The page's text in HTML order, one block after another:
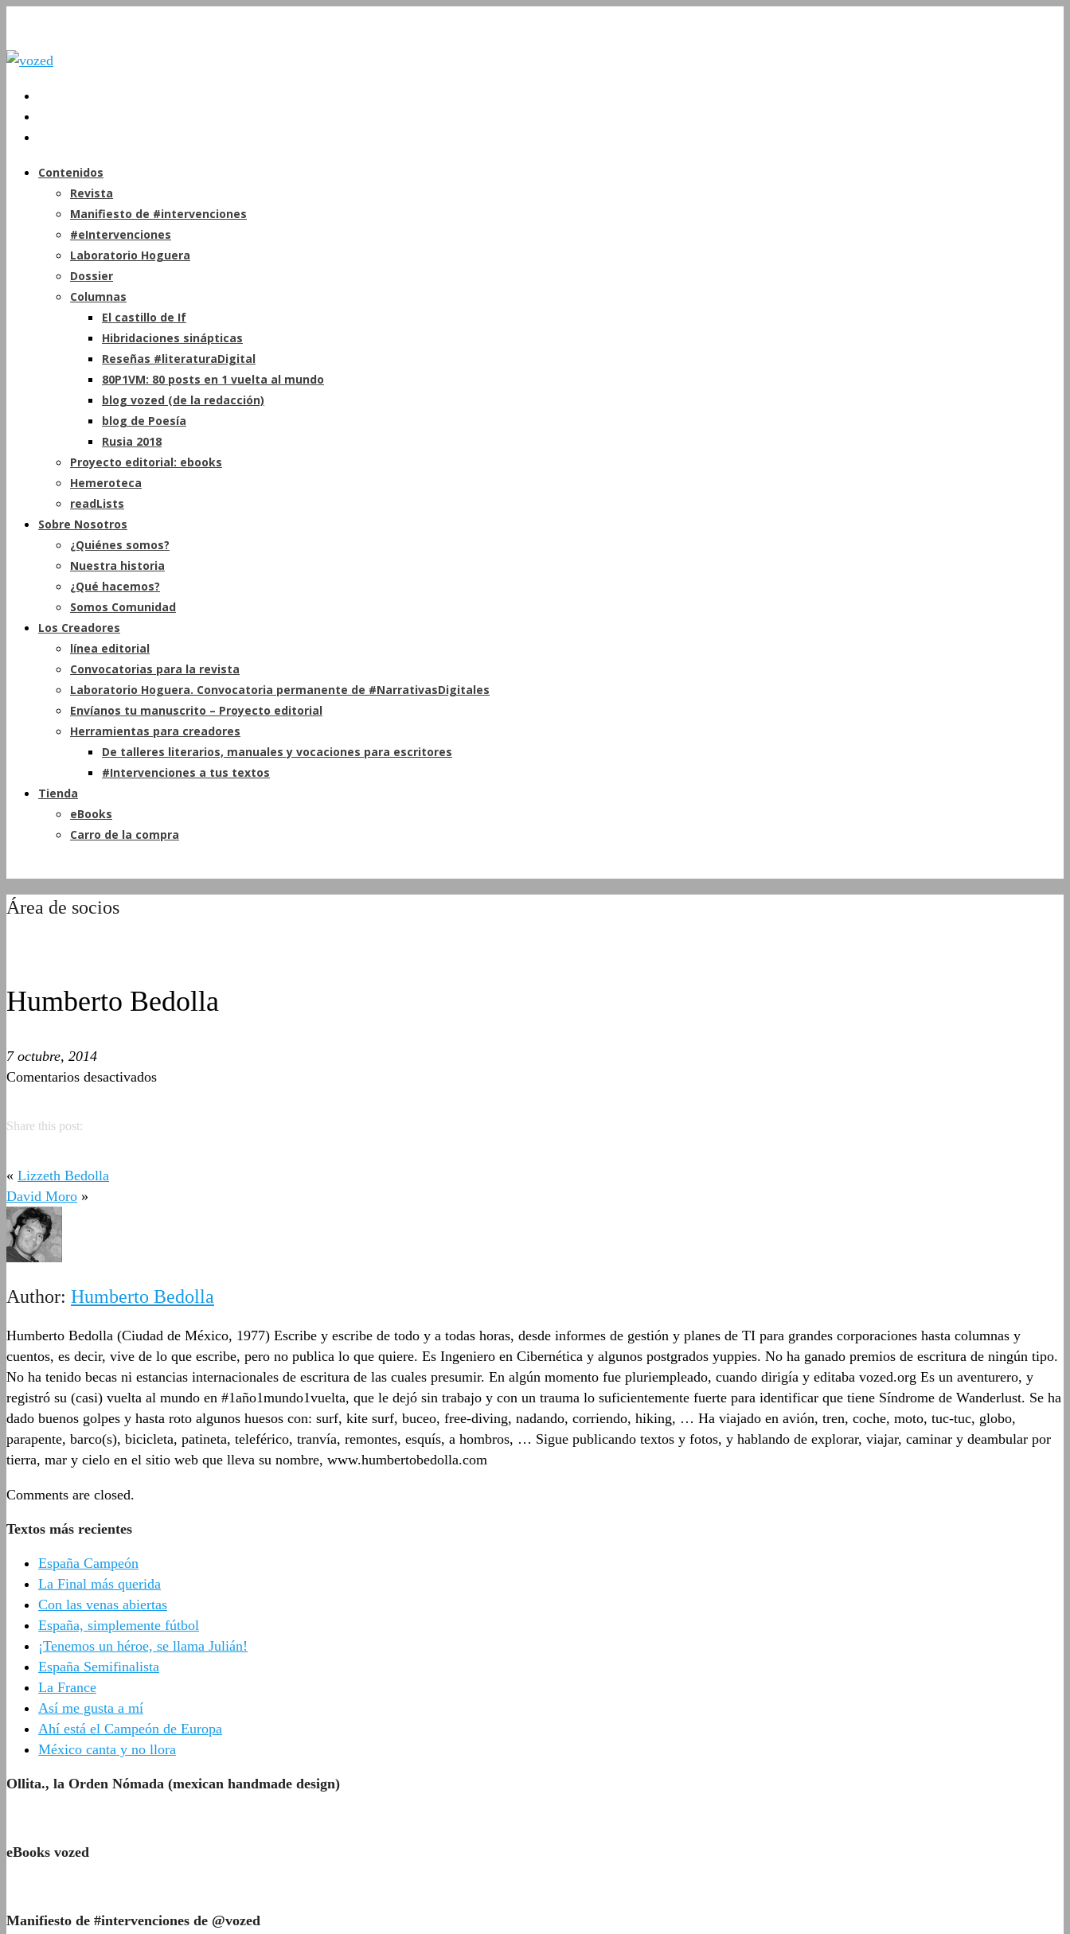
Contenidos
Revista
Manifiesto de #intervenciones
#eIntervenciones
Laboratorio Hoguera
Dossier
Columnas
El castillo de If
Hibridaciones sinápticas
Reseñas #literaturaDigital
80P1VM: 80 posts en 1 vuelta al mundo
blog vozed (de la redacción)
blog de Poesía
Rusia 2018
Proyecto editorial: ebooks
Hemeroteca
readLists
Sobre Nosotros
¿Quiénes somos?
Nuestra historia
¿Qué hacemos?
Somos Comunidad
Los Creadores
línea editorial
Convocatorias para la revista
Laboratorio Hoguera. Convocatoria permanente de #NarrativasDigitales
Envíanos tu manuscrito – Proyecto editorial
Herramientas para creadores
De talleres literarios, manuales y vocaciones para escritores
#Intervenciones a tus textos
Tienda
eBooks
Carro de la compra
Área de socios
Humberto Bedolla
7 octubre, 2014
Comentarios desactivadosen
Share this post:
« Lizzeth Bedolla
David Moro »
Author: Humberto Bedolla
Humberto Bedolla (Ciudad de México, 1977) Escribe y escribe de todo y a todas horas, desde informes de gestión y planes de TI para grandes corporaciones hasta columnas y
cuentos, es decir, vive de lo que escribe, pero no publica lo que quiere. Es Ingeniero en Cibernética y algunos postgrados yuppies. No ha ganado premios de escritura de ningún tipo.
No ha tenido becas ni estancias internacionales de escritura de las cuales presumir. En algún momento fue pluriempleado, cuando dirigía y editaba vozed.org Es un aventurero, y
registró su (casi) vuelta al mundo en #1año1mundo1vuelta, que le dejó sin trabajo y con un trauma lo suficientemente fuerte para identificar que tiene Síndrome de Wanderlust. Se ha
dado buenos golpes y hasta roto algunos huesos con: surf, kite surf, buceo, free-diving, nadando, corriendo, hiking, … Ha viajado en avión, tren, coche, moto, tuc-tuc, globo,
parapente, barco(s), bicicleta, patineta, teleférico, tranvía, remontes, esquís, a hombros, … Sigue publicando textos y fotos, y hablando de explorar, viajar, caminar y deambular por
tierra, mar y cielo en el sitio web que lleva su nombre, www.humbertobedolla.com
Comments are closed.
Textos más recientes
España Campeón
La Final más querida
Con las venas abiertas
España, simplemente fútbol
¡Tenemos un héroe, se llama Julián!
España Semifinalista
La France
Así me gusta a mí
Ahí está el Campeón de Europa
México canta y no llora
Ollita., la Orden Nómada (mexican handmade design)
eBooks vozed
Manifiesto de #intervenciones de @vozed